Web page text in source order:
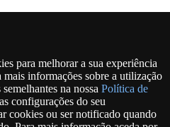
para melhorar a sua experiência
mais informações sobre a utilização
na nossa Política de
configurações do seu
cookies ou ser notificado quando